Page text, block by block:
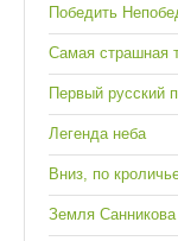
Победить
Самая страшная
Первый русский
Легенда неба
Вниз, по
Земля Санникова